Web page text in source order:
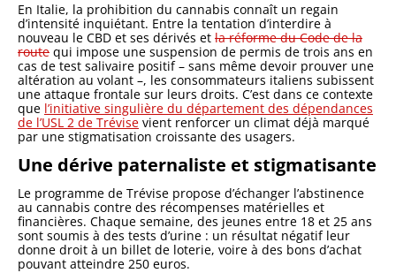
En Italie, la prohibition du cannabis connaît un regain
d’intensité inquiétant. Entre la tentation d’interdire à
nouveau le CBD et ses dérivés et la réforme du Code de la
route qui impose une suspension de permis de trois ans en
cas de test salivaire positif – sans même devoir prouver une
altération au volant –, les consommateurs italiens subissent
une attaque frontale sur leurs droits. C’est dans ce contexte
que l’initiative singulière du département des dépendances
de l’USL 2 de Trévise vient renforcer un climat déjà marqué
par une stigmatisation croissante des usagers.
Une dérive paternaliste et stigmatisante
Le programme de Trévise propose d’échanger l’abstinence
au cannabis contre des récompenses matérielles et
financières. Chaque semaine, des jeunes entre 18 et 25 ans
sont soumis à des tests d’urine : un résultat négatif leur
donne droit à un billet de loterie, voire à des bons d’achat
pouvant atteindre 250 euros.